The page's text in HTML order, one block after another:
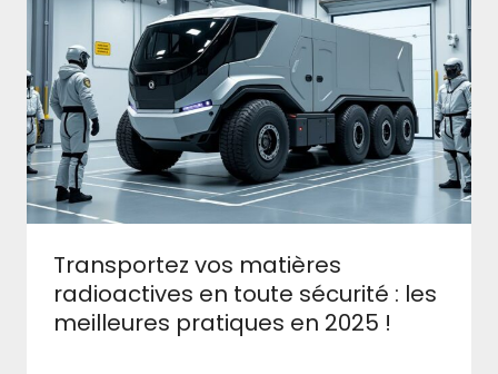
Transportez vos matières
radioactives en toute sécurité : les
meilleures pratiques en 2025 !